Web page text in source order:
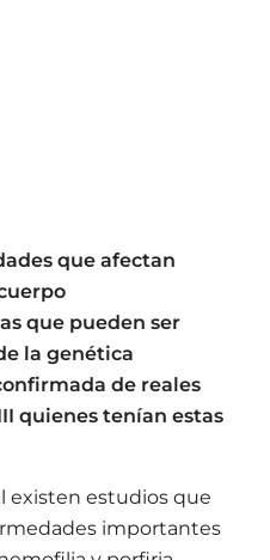
que afectan
que pueden ser
la genética
de reales
quienes tenían estas
existen estudios que
importantes